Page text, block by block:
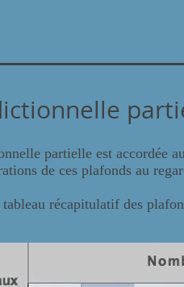
partielle est accordée
de ces plafonds au
récapitulatif des